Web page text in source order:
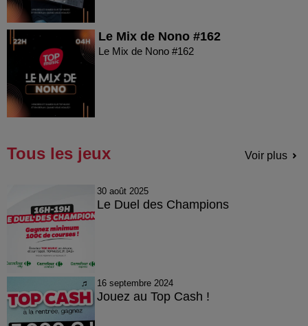
Le Mix de Nono #162
Le Mix de Nono #162
Tous les jeux Voir plus
30 août 2025
Le Duel des Champions
16 septembre 2024
Jouez au Top Cash !